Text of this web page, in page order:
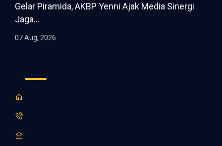
Gelar Piramida, AKBP Yenni Ajak Media Sinergi
Jaga...
07 Aug, 2026